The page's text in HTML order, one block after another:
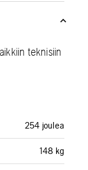
teknisiin
254 joulea
148 kg